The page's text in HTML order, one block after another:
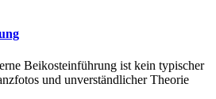
Beikosteinführung ist kein typischer
und unverständlicher Theorie